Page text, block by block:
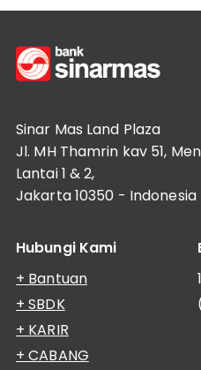
Sinar Mas Land Plaza
Jl. MH Thamrin kav 51,
Lantai 1 & 2,
Jakarta 10350 - Indonesia
Hubungi Kami
+ Bantuan
+ SBDK
+ KARIR
+ CABANG